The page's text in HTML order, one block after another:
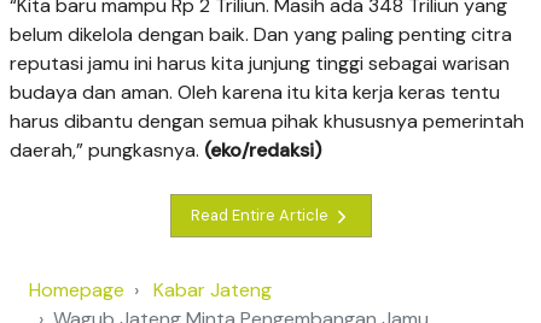
“Kita baru mampu Rp 2 Triliun. Masih ada 348 Triliun yang
belum dikelola dengan baik. Dan yang paling penting citra
reputasi jamu ini harus kita junjung tinggi sebagai warisan
budaya dan aman. Oleh karena itu kita kerja keras tentu
harus dibantu dengan semua pihak khususnya pemerintah
daerah,” pungkasnya. (eko/redaksi)
Read Entire Article
Homepage
Kabar Jateng